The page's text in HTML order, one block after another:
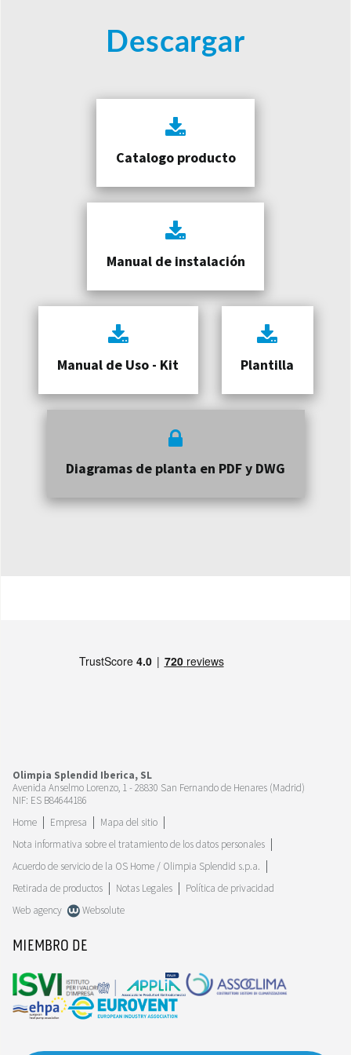
Descargar
Catalogo producto
Manual de instalación
Manual de Uso - Kit Plantilla
Diagramas de planta en PDF y DWG
Olimpia Splendid Iberica, SL
Avenida Anselmo Lorenzo, 1 - 28830 San Fernando de Henares (Madrid)
NIF: ES B84644186
Home
Empresa
Mapa del sitio
Nota informativa sobre el tratamiento de los datos personales
Acuerdo de servicio de la OS Home / Olimpia Splendid s.p.a.
Retirada de productos
Notas Legales
Política de privacidad
Web agency
Websolute
MIEMBRO DE